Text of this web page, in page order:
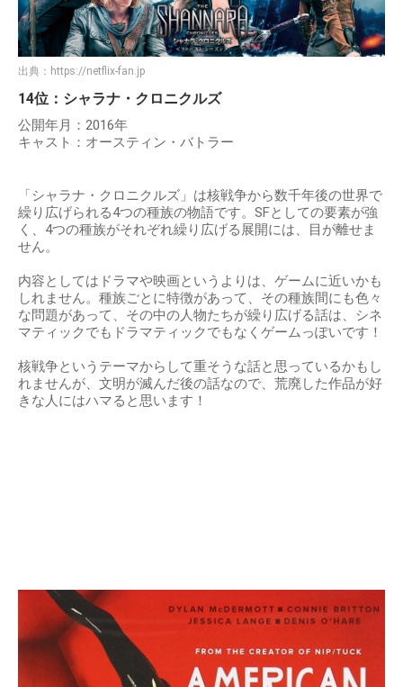
出典： https://netflix-fan.jp
14位：シャラナ・クロニクルズ
公開年月：2016年
キャスト：オースティン・バトラー
「シャラナ・クロニクルズ」は核戦争から数千年後の世界で
繰り広げられる4つの種族の物語です。SFとしての要素が強
く、4つの種族がそれぞれ繰り広げる展開には、目が離せま
せん。
内容としてはドラマや映画というよりは、ゲームに近いかも
しれません。種族ごとに特徴があって、その種族間にも色々
な問題があって、その中の人物たちが繰り広げる話は、シネ
マティックでもドラマティックでもなくゲームっぽいです！
核戦争というテーマからして重そうな話と思っているかもし
れませんが、文明が滅んだ後の話なので、荒廃した作品が好
きな人にはハマると思います！